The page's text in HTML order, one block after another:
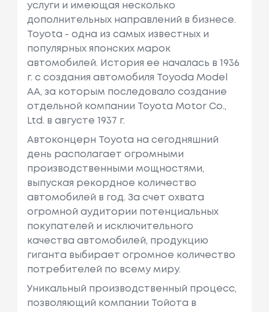
услуги и имеющая несколько
дополнительных направлений в бизнесе.
Toyota - одна из самых известных и
популярных японских марок
автомобилей. История ее началась в 1936
г. с создания автомобиля Toyoda Model
AA, за которым последовало создание
отдельной компании Toyota Motor Co.,
Ltd. в августе 1937 г.
Автоконцерн Toyota на сегодняшний
день располагает огромными
производственными мощностями,
выпуская рекордное количество
автомобилей в год. За счет охвата
огромной аудитории потенциальных
покупателей и исключительного
качества автомобилей, продукцию
гиганта выбирает огромное количество
потребителей по всему миру.
Уникальный производственный процесс,
позволяющий компании Тойота в